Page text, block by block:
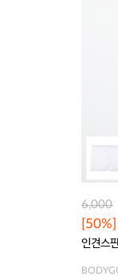
6,000
[50%]
인견스